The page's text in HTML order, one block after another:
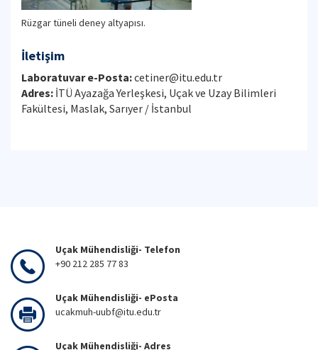
Rüzgar tüneli deney altyapısı.
İletişim
Laboratuvar e-Posta:cetiner@itu.edu.tr
Adres: İTÜ Ayazağa Yerleşkesi, Uçak ve Uzay Bilimleri
Fakültesi, Maslak, Sarıyer / İstanbul
Uçak Mühendisliği- Telefon
+90 212 285 77 83
Uçak Mühendisliği- ePosta
ucakmuh-uubf@itu.edu.tr
Uçak Mühendisliği- Adres